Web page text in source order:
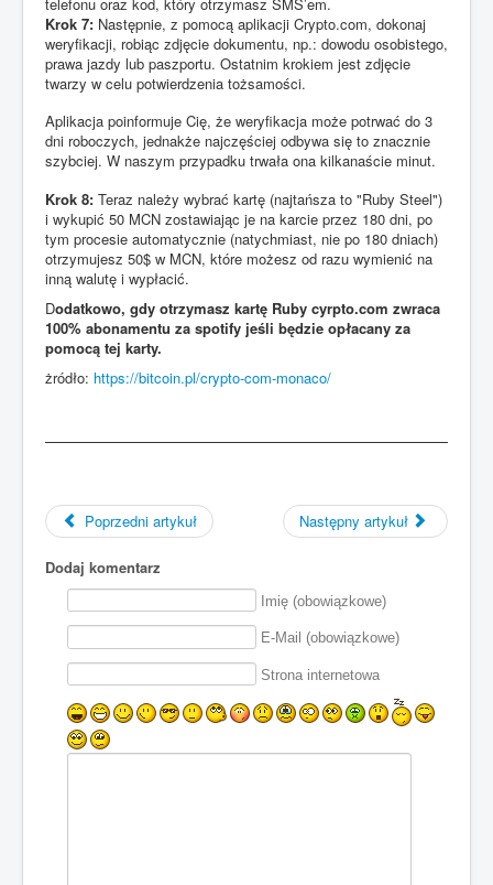
Krok 7: Następnie, z pomocą aplikacji Crypto.com, dokonaj
weryfikacji, robiąc zdjęcie dokumentu, np.: dowodu osobistego,
prawa jazdy lub paszportu. Ostatnim krokiem jest zdjęcie
twarzy w celu potwierdzenia tożsamości.
Aplikacja poinformuje Cię, że weryfikacja może potrwać do 3
dni roboczych, jednakże najczęściej odbywa się to znacznie
szybciej. W naszym przypadku trwała ona kilkanaście minut.
Krok 8: Teraz należy wybrać kartę (najtańsza to "Ruby Steel")
i wykupić 50 MCN zostawiając je na karcie przez 180 dni, po
tym procesie automatycznie (natychmiast, nie po 180 dniach)
otrzymujesz 50$ w MCN, które możesz od razu wymienić na
inną walutę i wypłacić.
Dodatkowo, gdy otrzymasz kartę Ruby cyrpto.com zwraca
100% abonamentu za spotify jeśli będzie opłacany za
pomocą tej karty.
żródło: https://bitcoin.pl/crypto-com-monaco/
Poprzedni artykuł Następny artykuł
Dodaj komentarz
Imię (obowiązkowe)
E-Mail (obowiązkowe)
Strona internetowa